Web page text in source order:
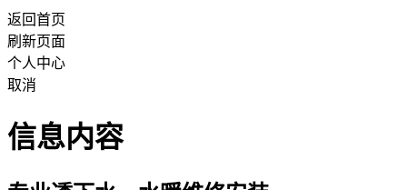
返回首页
刷新页面
个人中心
取消
信息内容